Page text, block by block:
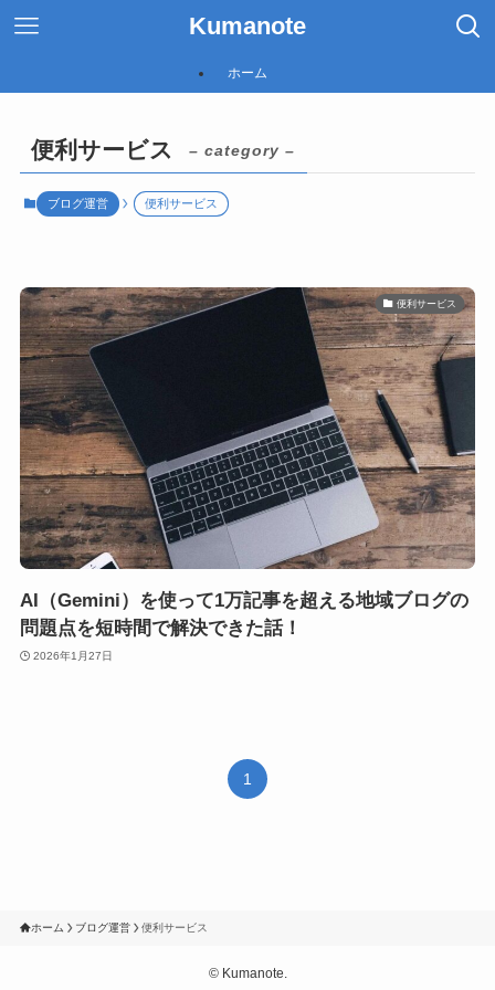
Kumanote
ホーム
便利サービス – category –
ブログ運営 便利サービス
便利サービス
AI（Gemini）を使って1万記事を超える地域ブログの
問題点を短時間で解決できた話！
2026年1月27日
1
ホーム ブログ運営 便利サービス
©Kumanote.